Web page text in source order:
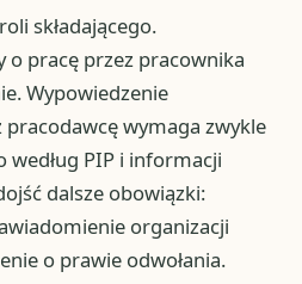
składającego.
o pracę przez pracownika
Wypowiedzenie
wymaga zwykle
według PIP i informacji
dalsze obowiązki:
organizacji
o prawie odwołania.